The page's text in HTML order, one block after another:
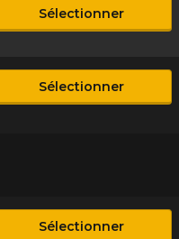
Sélectionner
Sélectionner
Sélectionner